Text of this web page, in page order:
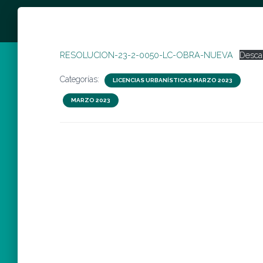
RESOLUCION-23-2-0050-LC-OBRA-NUEVA
Categorías: LICENCIAS URBANÍSTICAS MARZO 2023
MARZO 2023